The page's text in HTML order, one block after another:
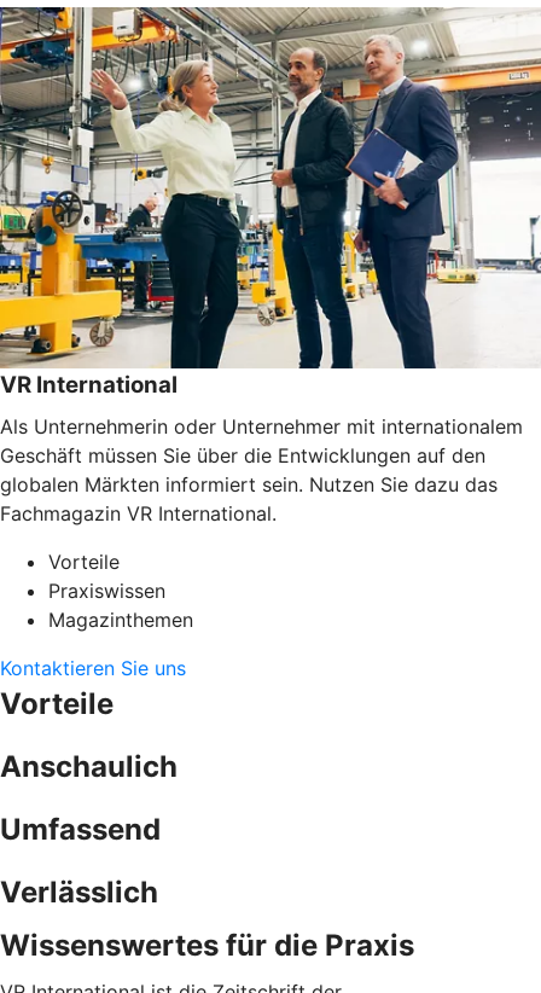
VR International
Als Unternehmerin oder Unternehmer mit internationalem
Geschäft müssen Sie über die Entwicklungen auf den
globalen Märkten informiert sein. Nutzen Sie dazu das
Fachmagazin VR International.
Vorteile
Praxiswissen
Magazinthemen
Kontaktieren Sie uns
Vorteile
Anschaulich
Umfassend
Verlässlich
Wissenswertes für die Praxis